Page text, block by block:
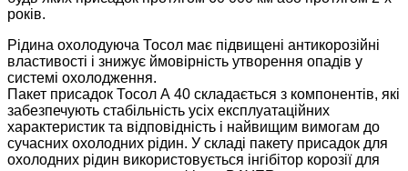
років.
Рідина охолодуюча Тосол має підвищені антикорозійні
властивості і знижує ймовірність утворення опадів у
системі охолодження.
Пакет присадок Тосол А 40 складається з компонентів, які
забезпечують стабільність усіх експлуатаційних
характеристик та відповідність і найвищим вимогам до
сучасних охолодних рідин. У складі пакету присадок для
охолодних рідин використовується інгібітор корозії для